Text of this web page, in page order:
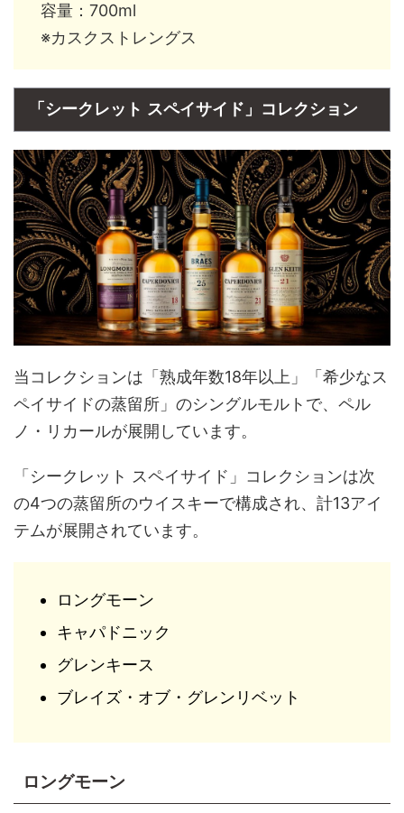
容量：700ml
※カスクストレングス
「シークレット スペイサイド」コレクション
当コレクションは「熟成年数18年以上」「希少なス
ペイサイドの蒸留所」のシングルモルトで、ペル
ノ・リカールが展開しています。
「シークレット スペイサイド」コレクションは次
の4つの蒸留所のウイスキーで構成され、計13アイ
テムが展開されています。
ロングモーン
キャパドニック
グレンキース
ブレイズ・オブ・グレンリベット
ロングモーン